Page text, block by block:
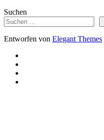
Suchen
Entworfen von Elegant Themes